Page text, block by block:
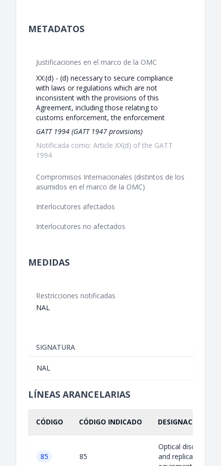
METADATOS
Justificaciones en el marco de la OMC
XX:(d) - (d) necessary to secure compliance
with laws or regulations which are not
inconsistent with the provisions of this
Agreement, including those relating to
customs enforcement, the enforcement
GATT 1994 (GATT 1947 provisions)
Notificada como: Article XX(d) of the GATT
1994
Compromisos Internacionales (distintos de los
asumidos en el marco de la OMC)
Interlocutores afectados
Interlocutores no afectados
MEDIDAS
Restricciones notificadas
NAL
SIGNATURA
NAL
LÍNEAS ARANCELARIAS
CÓDIGO CÓDIGO INDICADO DESIGNACIÓN
85 85
Optical disc
and replication